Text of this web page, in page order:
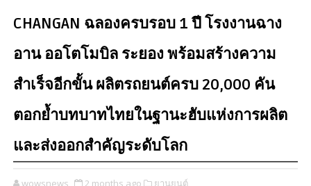
CHANGAN ฉลองครบรอบ 1 ปี โรงงานฉาง
อาน ออโตโมบิล ระยอง พร้อมสร้างความ
สำเร็จอีกขั้น ผลิตรถยนต์ครบ 20,000 คัน
ตอกย้ำบทบาทไทยในฐานะฮับแห่งการผลิต
และส่งออกสำคัญระดับโลก
wowsnews 2 months ago ยานยนต์,